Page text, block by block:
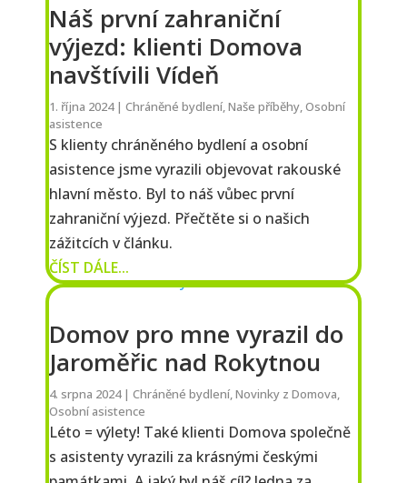
Náš první zahraniční
výjezd: klienti Domova
navštívili Vídeň
1. října 2024| Chráněné bydlení,Naše příběhy,Osobní
asistence
S klienty chráněného bydlení a osobní
asistence jsme vyrazili objevovat rakouské
hlavní město. Byl to náš vůbec první
zahraniční výjezd. Přečtěte si o našich
zážitcích v článku.
ČÍST DÁLE...
Domov pro mne vyrazil do
Jaroměřic nad Rokytnou
4. srpna 2024| Chráněné bydlení,Novinky z Domova,
Osobní asistence
Léto = výlety! Také klienti Domova společně
s asistenty vyrazili za krásnými českými